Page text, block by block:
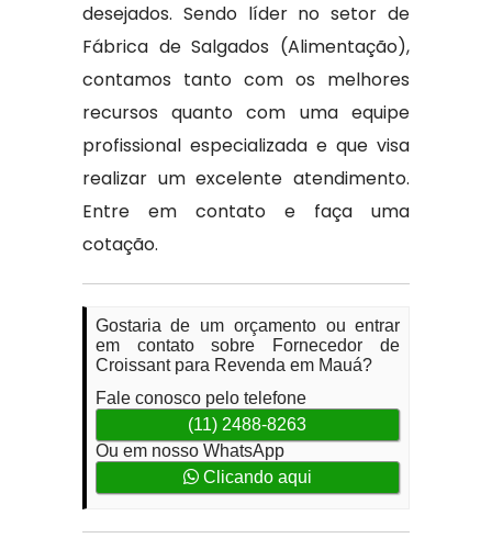
desejados. Sendo líder no setor de
Fábrica de Salgados (Alimentação),
contamos tanto com os melhores
recursos quanto com uma equipe
profissional especializada e que visa
realizar um excelente atendimento.
Entre em contato e faça uma
cotação.
Gostaria de um orçamento ou entrar
em contato sobre Fornecedor de
Croissant para Revenda em Mauá?
Fale conosco pelo telefone
(11) 2488-8263
Ou em nosso WhatsApp
Clicando aqui